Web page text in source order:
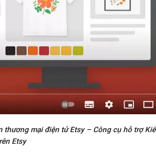
thương mại điện tử Etsy – Công cụ hỗ trợ
Etsy